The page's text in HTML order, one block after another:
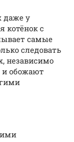
даже у
котёнок с
самые
следовать
независимо
и обожают